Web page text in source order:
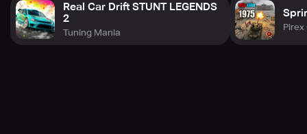
Real Car Drift STUNT LEGENDS
2
Tuning Mania
Pirex